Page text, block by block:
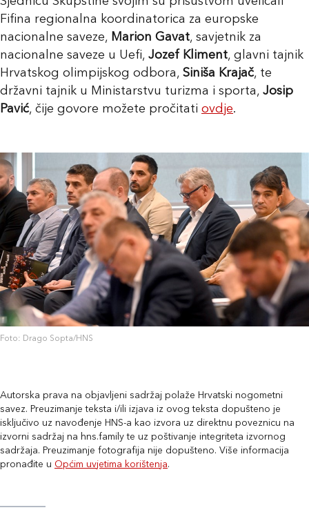
Fifina regionalna koordinatorica za europske
nacionalne saveze, Marion Gavat, savjetnik za
nacionalne saveze u Uefi, Jozef Kliment, glavni tajnik
Hrvatskog olimpijskog odbora, Siniša Krajač, te
državni tajnik u Ministarstvu turizma i sporta, Josip
Pavić, čije govore možete pročitati ovdje.
Foto: Drago Sopta/HNS
Autorska prava na objavljeni sadržaj polaže Hrvatski nogometni
savez. Preuzimanje teksta i/ili izjava iz ovog teksta dopušteno je
isključivo uz navođenje HNS-a kao izvora uz direktnu poveznicu na
izvorni sadržaj na hns.family te uz poštivanje integriteta izvornog
sadržaja. Preuzimanje fotografija nije dopušteno. Više informacija
pronađite u Općim uvjetima korištenja.